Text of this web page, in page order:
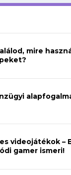
mire
videojátékok –
gamer ismeri!